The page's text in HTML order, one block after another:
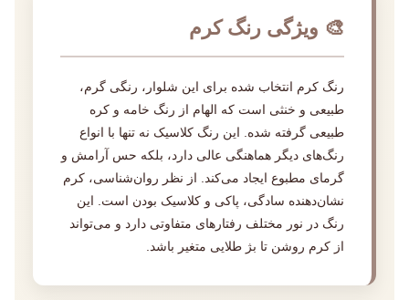
🎨 ویژگی رنگ کرم
رنگ کرم انتخاب شده برای این شلوار، رنگی گرم،
طبیعی و خنثی است که الهام از رنگ خامه و کره
طبیعی گرفته شده. این رنگ کلاسیک نه تنها با انواع
رنگ‌های دیگر هماهنگی عالی دارد، بلکه حس آرامش و
گرمای مطبوع ایجاد می‌کند. از نظر روان‌شناسی، کرم
نشان‌دهنده سادگی، پاکی و کلاسیک بودن است. این
رنگ در نور مختلف رفتارهای متفاوتی دارد و می‌تواند
از کرم روشن تا بژ طلایی متغیر باشد.